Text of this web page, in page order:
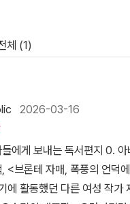
체 (1)
2026-03-16
에게 보내는 독서편지 0. 아
<브론테 자매, 폭풍의 언덕
에 활동했던 다른 여성 작가